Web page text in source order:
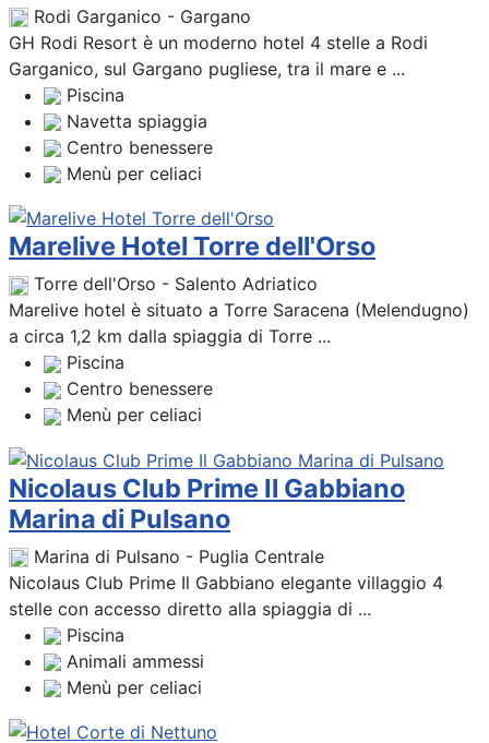
Rodi Garganico - Gargano
GH Rodi Resort è un moderno hotel 4 stelle a Rodi
Garganico, sul Gargano pugliese, tra il mare e ...
Piscina
Navetta spiaggia
Centro benessere
Menù per celiaci
Marelive Hotel Torre dell'Orso
Torre dell'Orso - Salento Adriatico
Marelive hotel è situato a Torre Saracena (Melendugno)
a circa 1,2 km dalla spiaggia di Torre ...
Piscina
Centro benessere
Menù per celiaci
Nicolaus Club Prime Il Gabbiano
Marina di Pulsano
Marina di Pulsano - Puglia Centrale
Nicolaus Club Prime Il Gabbiano elegante villaggio 4
stelle con accesso diretto alla spiaggia di ...
Piscina
Animali ammessi
Menù per celiaci